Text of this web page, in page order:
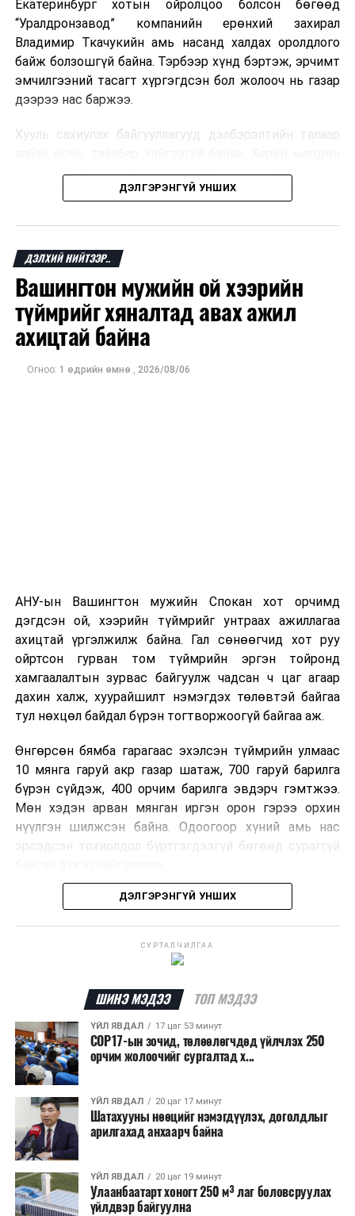
томилохыг дэмжлээ.
ДАРААХ МЭДЭЭ
УИХ-ын 2022 оны хаврын чуулганаар хэлэлцэх
асуудлын тогтоолыг батлав
ӨМНӨХ МЭДЭЭ
Монреалийн протоколд оруулсан нэмэлт, өөрчлөлтийг
соёрхон баталлаа
Екатеринбург хотын ойролцоо болсон бөгөөд
“Уралдронзавод” компанийн ерөнхий захирал
Владимир Ткачукийн амь насанд халдах оролдлого
байж болзошгүй байна. Тэрбээр хүнд бэртэж, эрчимт
эмчилгээний тасагт хүргэгдсэн бол жолооч нь газар
дээрээ нас баржээ.
Хууль сахиулах байгууллагууд дэлбэрэлтийн талаар
шалгах байгууллага олон нийтэд аюултай аргаар
хүний амь насанд халдахыг завдсан гэх үндэслэлээр
мэдээлжээ.
“Уралдронзавод” компани 2023 онд Екатеринбург
хотод байгуулагдсан бөгөөд нисгэгчгүй нисэх
төхөөрөмж үйлдвэрлэдэг аж. Тус компанийн 2025
оны орлого 6.2 тэрбум рубль, цэвэр ашиг нь 1.9
тэрбум рубльд хүрсэн гэж РБК мэдээлсэн байна.
Одоогоор дэлбэрэлтийн шалтгаан, хэрэгт холбоотой
ДЭЛГЭРЭНГҮЙ УНШИХ
ДЭЛХИЙ НИЙТЭЭР..
Вашингтон мужийн ой хээрийн
түймрийг хяналтад авах ажил
ахицтай байна
Огноо: 1 өдрийн өмнө , 2026/08/06
АНУ-ын Вашингтон мужийн Спокан хот орчимд
дэгдсэн ой, хээрийн түймрийг унтраах ажиллагаа
ахицтай үргэлжилж байна. Гал сөнөөгчид хот руу
ойртсон гурван том түймрийн эргэн тойронд
хамгаалалтын зурвас байгуулж чадсан ч цаг агаар
дахин халж, хуурайшилт нэмэгдэх төлөвтэй байгаа
тул нөхцөл байдал бүрэн тогтворжоогүй байгаа аж.
Өнгөрсөн бямба гарагаас эхэлсэн түймрийн улмаас
10 мянга гаруй акр газар шатаж, 700 гаруй барилга
бүрэн сүйдэж, 400 орчим барилга эвдэрч гэмтжээ.
Мөн хэдэн арван мянган иргэн орон гэрээ орхин
нүүлгэн шилжсэн байна. Одоогоор хүний амь нас
эрсэдсэн тохиолдол бүртгэгдээгүй бөгөөд сураггүй
Албаныхны мэдээлснээр түймрийн нэг голомтыг
шатаасан гэх үндэслэлээр эрүүгийн хэрэг үүсгэн
шалтгааныг үргэлжлүүлэн тогтоож байгаа бөгөөд
аянгын улмаас үүсээгүй гэж үзэж байгаа аж.
Одоогоор АНУ даяар 13 мужид 90 гаруй томоохон ой,
хээрийн түймэр идэвхтэй үргэлжилж байгаагийн
талаас илүү нь Орегон болон Вашингтон мужид
бүртгэгдсэн байна. Цаг уурын байгууллагууд ойрын
өдрүүдэд агаарын температур дахин огцом
нэмэгдэж, хуурайшилт эрчимжих төлөвтэй байгааг
анхааруулсан бөгөөд энэ нь гал унтраах ажиллагаанд
шинэ сорилт учруулж болзошгүйг онцолжээ.
ДЭЛГЭРЭНГҮЙ УНШИХ
СУРТАЛЧИЛГАА
ШИНЭ МЭДЭЭ ТОП МЭДЭЭ
ҮЙЛ ЯВДАЛ 17 цаг 53 минут
COP17-ын зочид, төлөөлөгчдөд үйлчлэх 250
орчим жолоочийг сургалтад х...
ҮЙЛ ЯВДАЛ 20 цаг 17 минут
Шатахууны нөөцийг нэмэгдүүлэх, доголдлыг
арилгахад анхаарч байна
ҮЙЛ ЯВДАЛ 20 цаг 19 минут
Улаанбаатарт хоногт 250 м³ лаг боловсруулах
үйлдвэр байгуулна